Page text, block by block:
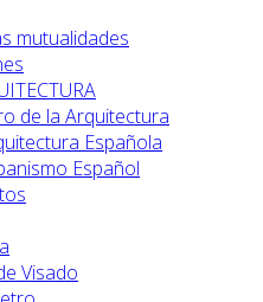
mutualidades
de la Arquitectura
Española
Español
Visado